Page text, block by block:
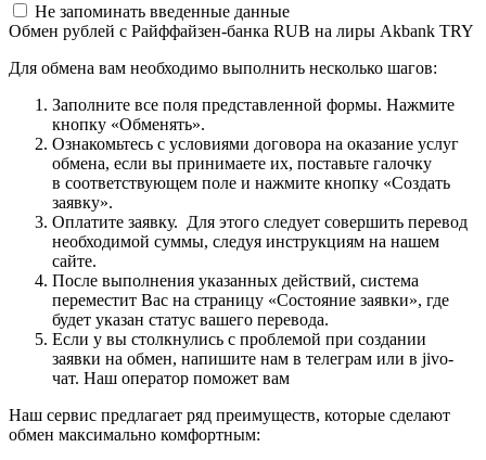
Не запоминать введенные данные
Обмен рублей с Райффайзен-банка RUB на лиры Akbank TRY
Для обмена вам необходимо выполнить несколько шагов:
Заполните все поля представленной формы. Нажмите
кнопку «Обменять».
Ознакомьтесь с условиями договора на оказание услуг
обмена, если вы принимаете их, поставьте галочку
в соответствующем поле и нажмите кнопку «Создать
заявку».
Оплатите заявку. Для этого следует совершить перевод
необходимой суммы, следуя инструкциям на нашем
сайте.
После выполнения указанных действий, система
переместит Вас на страницу «Состояние заявки», где
будет указан статус вашего перевода.
Если у вы столкнулись с проблемой при создании
заявки на обмен, напишите нам в телеграм или в jivo-
чат. Наш оператор поможет вам
Наш сервис предлагает ряд преимуществ, которые сделают
обмен максимально комфортным: